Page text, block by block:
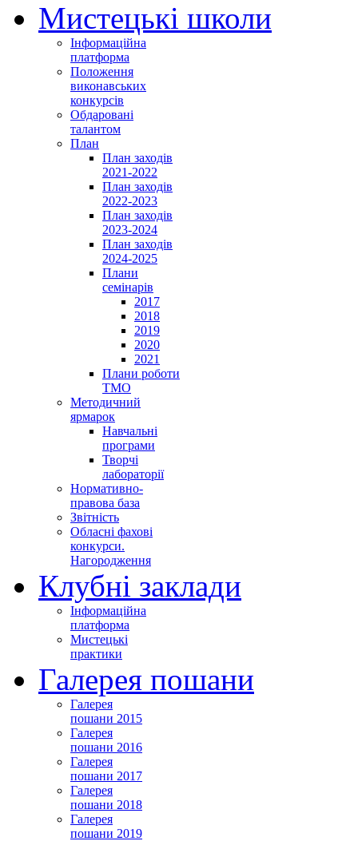
Мистецькі школи
Інформаційна
платформа
Положення
виконавських
конкурсів
Обдаровані
талантом
План
План заходів
2021-2022
План заходів
2022-2023
План заходів
2023-2024
План заходів
2024-2025
Плани
семінарів
2017
2018
2019
2020
2021
Плани роботи
ТМО
Методичний
ярмарок
Навчальні
програми
Творчі
лабораторії
Нормативно-
правова база
Звітність
Обласні фахові
конкурси.
Нагородження
Клубні заклади
Інформаційна
платформа
Мистецькі
практики
Галерея пошани
Галерея
пошани 2015
Галерея
пошани 2016
Галерея
пошани 2017
Галерея
пошани 2018
Галерея
пошани 2019